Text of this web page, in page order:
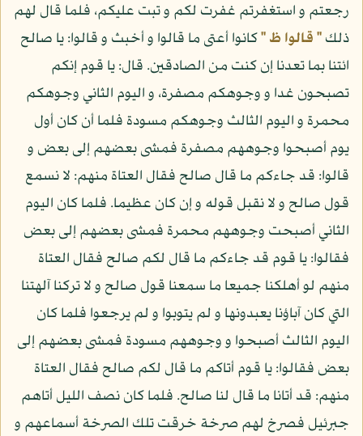
رجعتم و استغفرتم غفرت لكم و تبت عليكم، فلما قال لهم
ذلك" قالوا ظ "كانوا أعتى ما قالوا و أخبث و قالوا: يا صالح
ائتنا بما تعدنا إن كنت من الصادقين. قال: يا قوم إنكم
تصبحون غدا و وجوهكم مصفرة، و اليوم الثاني وجوهكم
محمرة و اليوم الثالث وجوهكم مسودة فلما أن كان أول
يوم أصبحوا وجوههم مصفرة فمشى بعضهم إلى بعض و
قالوا: قد جاءكم ما قال صالح فقال العتاة منهم: لا نسمع
قول صالح و لا نقبل قوله و إن كان عظيما. فلما كان اليوم
الثاني أصبحت وجوههم محمرة فمشى بعضهم إلى بعض
فقالوا: يا قوم قد جاءكم ما قال لكم صالح فقال العتاة
منهم لو أهلكنا جميعا ما سمعنا قول صالح و لا تركنا آلهتنا
التي كان آباؤنا يعبدونها و لم يتوبوا و لم يرجعوا فلما كان
اليوم الثالث أصبحوا و وجوههم مسودة فمشى بعضهم إلى
بعض فقالوا: يا قوم أتاكم ما قال لكم صالح فقال العتاة
منهم: قد أتانا ما قال لنا صالح. فلما كان نصف الليل أتاهم
جبرئيل فصرخ لهم صرخة خرقت تلك الصرخة أسماعهم و